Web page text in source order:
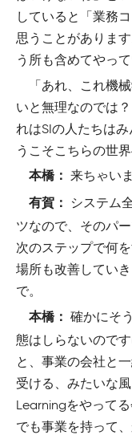
していると「業務
思うことがありま
う所も含めてやって
「あれ、これ機
いと無理なのでは
れはSIの人たちは
うこそこちらの世
本橋： 来ちゃい
有賀：
システム
ツなので、そのパ
次のステップで何
場所も改善してい
で。
本橋：
確かにそ
態はしらないので
と、事業の会社と
受ける、みたいな
Learningをやって
でも事業を持って